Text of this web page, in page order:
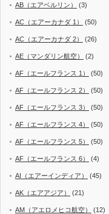
AB（エアベルリン） (3)
AC（エアーカナダ 1） (50)
AC（エアーカナダ 2） (26)
AE（マンダリン航空） (2)
AF（エールフランス 1） (50)
AF（エールフランス 2） (50)
AF（エールフランス 3） (50)
AF（エールフランス 4） (50)
AF（エールフランス 5） (50)
AF（エールフランス 6） (4)
AI（エアーインディア） (45)
AK（エアアジア） (21)
AM（アエロメヒコ航空） (12)